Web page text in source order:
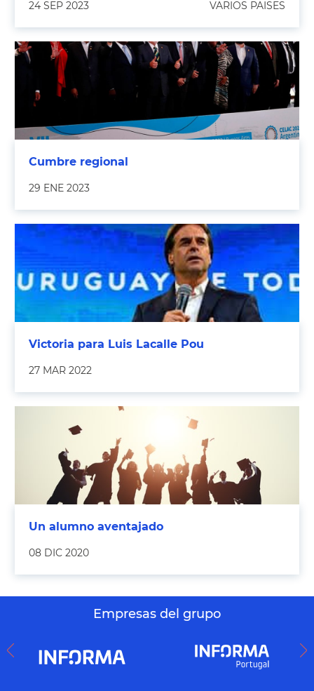
24 SEP 2023 VARIOS PAISES
Cumbre regional
29 ENE 2023
Victoria para Luis Lacalle Pou
27 MAR 2022
Un alumno aventajado
08 DIC 2020
Empresas del grupo